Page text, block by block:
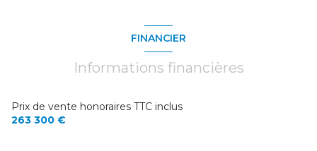
FINANCIER
Informations financières
Prix de vente honoraires TTC inclus
263 300 €